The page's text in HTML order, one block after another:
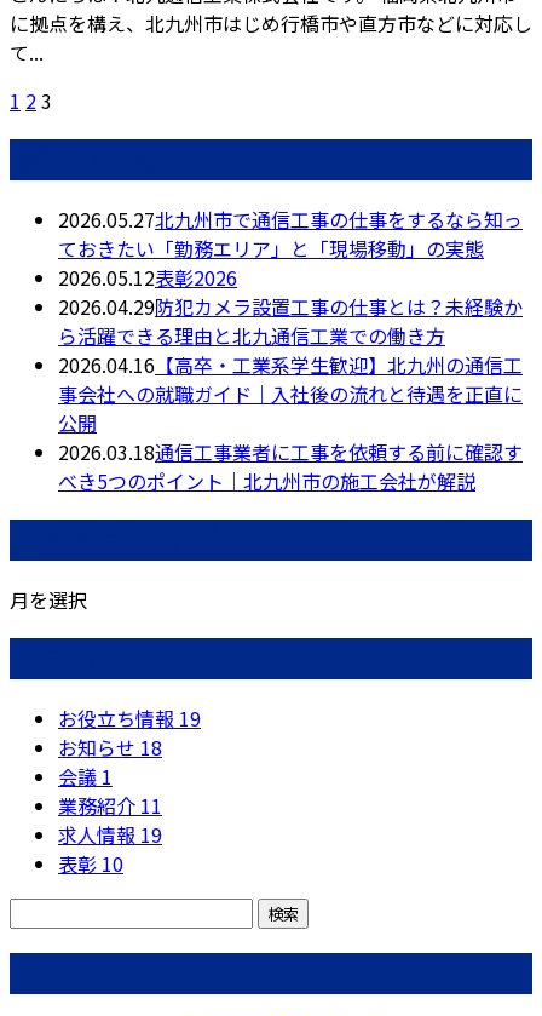
に拠点を構え、北九州市はじめ行橋市や直方市などに対応し
て...
1 23
2026.05.27北九州市で通信工事の仕事をするなら知っ
ておきたい「勤務エリア」と「現場移動」の実態
2026.05.12表彰2026
2026.04.29防犯カメラ設置工事の仕事とは？未経験か
ら活躍できる理由と北九通信工業での働き方
2026.04.16 【高卒・工業系学生歓迎】北九州の通信工
事会社への就職ガイド｜入社後の流れと待遇を正直に
公開
2026.03.18通信工事業者に工事を依頼する前に確認す
べき5つのポイント｜北九州市の施工会社が解説
月を選択
お役立ち情報 19
お知らせ 18
会議 1
業務紹介 11
求人情報 19
表彰 10